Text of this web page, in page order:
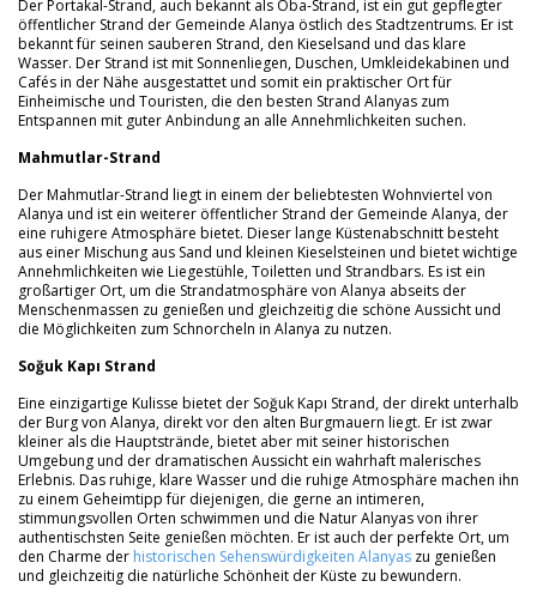
Der Portakal-Strand, auch bekannt als Oba-Strand, ist ein gut gepflegter
öffentlicher Strand der Gemeinde Alanya östlich des Stadtzentrums. Er ist
bekannt für seinen sauberen Strand, den Kieselsand und das klare
Wasser. Der Strand ist mit Sonnenliegen, Duschen, Umkleidekabinen und
Cafés in der Nähe ausgestattet und somit ein praktischer Ort für
Einheimische und Touristen, die den besten Strand Alanyas zum
Entspannen mit guter Anbindung an alle Annehmlichkeiten suchen.
Mahmutlar-Strand
Der Mahmutlar-Strand liegt in einem der beliebtesten Wohnviertel von
Alanya und ist ein weiterer öffentlicher Strand der Gemeinde Alanya, der
eine ruhigere Atmosphäre bietet. Dieser lange Küstenabschnitt besteht
aus einer Mischung aus Sand und kleinen Kieselsteinen und bietet wichtige
Annehmlichkeiten wie Liegestühle, Toiletten und Strandbars. Es ist ein
großartiger Ort, um die Strandatmosphäre von Alanya abseits der
Menschenmassen zu genießen und gleichzeitig die schöne Aussicht und
die Möglichkeiten zum Schnorcheln in Alanya zu nutzen.
Soğuk Kapı Strand
Eine einzigartige Kulisse bietet der Soğuk Kapı Strand, der direkt unterhalb
der Burg von Alanya, direkt vor den alten Burgmauern liegt. Er ist zwar
kleiner als die Hauptstrände, bietet aber mit seiner historischen
Umgebung und der dramatischen Aussicht ein wahrhaft malerisches
Erlebnis. Das ruhige, klare Wasser und die ruhige Atmosphäre machen ihn
zu einem Geheimtipp für diejenigen, die gerne an intimeren,
stimmungsvollen Orten schwimmen und die Natur Alanyas von ihrer
authentischsten Seite genießen möchten. Er ist auch der perfekte Ort, um
den Charme der historischen Sehenswürdigkeiten Alanyas zu genießen
und gleichzeitig die natürliche Schönheit der Küste zu bewundern.